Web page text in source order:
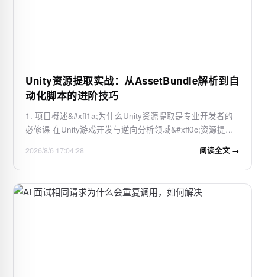
Unity资源提取实战：从AssetBundle解析到自
动化脚本的进阶技巧
1. 项目概述&#xff1a;为什么Unity资源提取是专业开发者的
必修课 在Unity游戏开发与逆向分析领域&#xff0c;资源提取
目的实现手法、进行性能分析、本地化修改&#xff0c;还是处
理一些棘手的遗留项目&#xff0c;高…
2026/8/6 17:04:28 阅读全文 →